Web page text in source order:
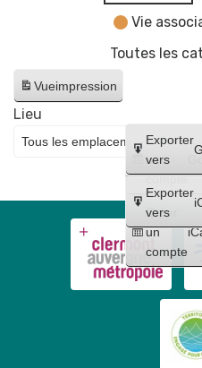
Vie
Toutes les
Vueimpression
Créer
un
compte
Créer
un
compte
Exporter
vers
Exporter
vers
Lieu